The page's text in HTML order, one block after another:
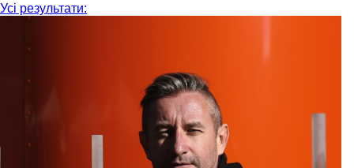
Усі результати: